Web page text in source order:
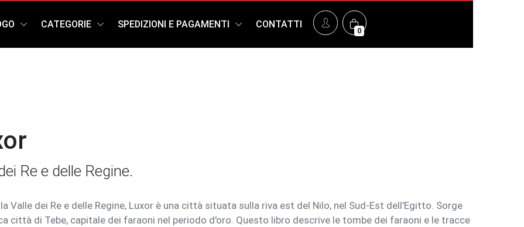
CATEGORIE SPEDIZIONI E PAGAMENTI CONTATTI
0
Re e delle Regine.
Valle dei Re e delle Regine, Luxor è una città situata sulla riva est del Nilo, nel Sud-Est dell'Egitto. Sorge
città di Tebe, capitale dei faraoni nel periodo d'oro. Questo libro descrive le tombe dei faraoni e le tracce